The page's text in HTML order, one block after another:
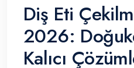
Diş Eti
2026:
Kalıcı